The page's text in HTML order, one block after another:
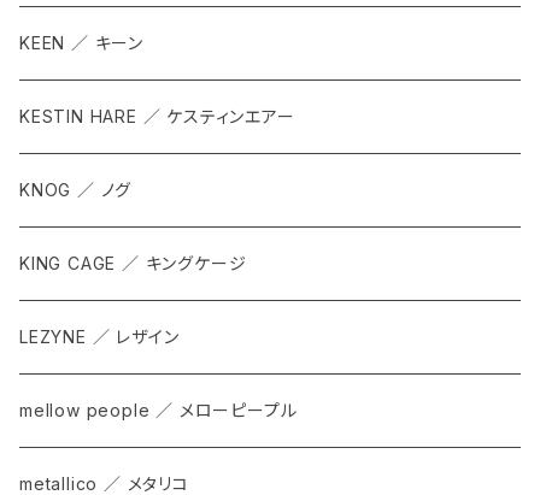
KEEN ／ キーン
KESTIN HARE ／ ケスティンエアー
KNOG ／ ノグ
KING CAGE ／ キングケージ
LEZYNE ／ レザイン
mellow people ／ メローピープル
metallico ／ メタリコ